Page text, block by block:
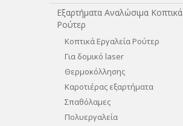
Εξαρτήματα Αναλώσιμα Κοπτικά
Ρούτερ
Κοπτικά Εργαλεία Ρούτερ
Για δομικό laser
Θερμοκόλλησης
Καροτιέρας εξαρτήματα
Σπαθόλαμες
Πολυεργαλεία